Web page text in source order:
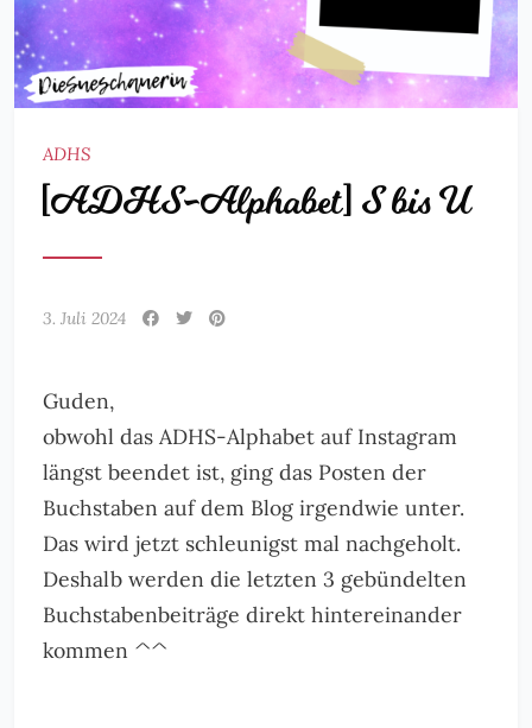
ADHS
[ADHS-Alphabet] S bis U
3. Juli 2024
Guden,
obwohl das ADHS-Alphabet auf Instagram
längst beendet ist, ging das Posten der
Buchstaben auf dem Blog irgendwie unter.
Das wird jetzt schleunigst mal nachgeholt.
Deshalb werden die letzten 3 gebündelten
Buchstabenbeiträge direkt hintereinander
kommen ^^